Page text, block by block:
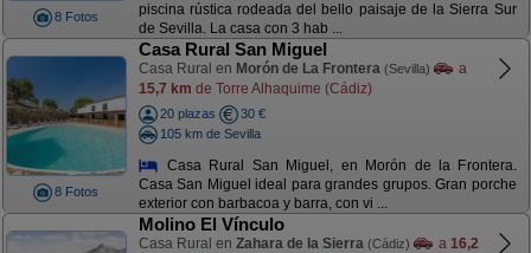
8 Fotos
piscina rústica rodeada del bello paisaje de la Sierra Sur
de Sevilla. La casa con 3 hab ...
8 Fotos
Casa Rural San Miguel
Casa Rural en Morón de La Frontera (Sevilla)
a
15,7 km de Torre Alhaquime (Cádiz)
20 plazas
30 €
105 km de Sevilla
Casa Rural San Miguel, en Morón de la Frontera.
Casa San Miguel ideal para grandes grupos. Gran porche
exterior con barbacoa y barra, con vi ...
Molino El Vínculo
Casa Rural en Zahara de la Sierra (Cádiz) a 16,2